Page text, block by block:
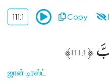
Quran
(Non-
(பிற
111:1 Copy
﴿111:1﴾
ஜான் டிரஸ்ட்